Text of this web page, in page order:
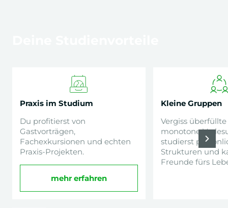
Praxis im Studium
Du profitierst von
Gastvorträgen,
Fachexkursionen und echten
Praxis-Projekten.
mehr erfahren
Kleine Gruppen
Vergiss
monotone
studierst
Strukturen und
Freunde fürs